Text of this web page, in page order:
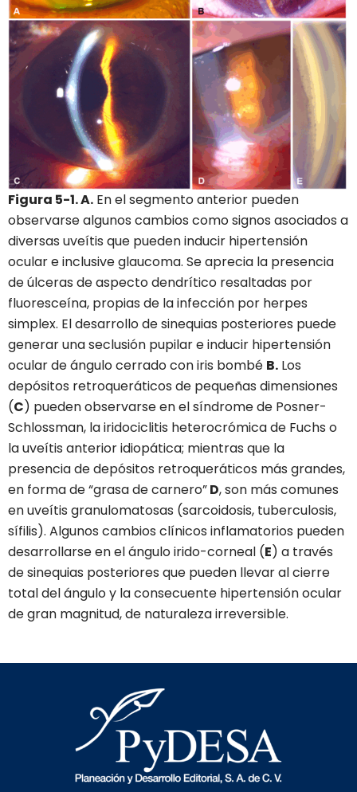
Figura 5-1. A. En el segmento anterior pueden
observarse algunos cambios como signos asociados a
diversas uveítis que pueden inducir hipertensión
ocular e inclusive glaucoma. Se aprecia la presencia
de úlceras de aspecto dendrítico resaltadas por
fluoresceína, propias de la infección por herpes
simplex. El desarrollo de sinequias posteriores puede
generar una seclusión pupilar e inducir hipertensión
ocular de ángulo cerrado con iris bombé B. Los
depósitos retroqueráticos de pequeñas dimensiones
(C) pueden observarse en el síndrome de Posner-
Schlossman, la iridociclitis heterocrómica de Fuchs o
la uveítis anterior idiopática; mientras que la
presencia de depósitos retroqueráticos más grandes,
en forma de “grasa de carnero”D, son más comunes
en uveítis granulomatosas (sarcoidosis, tuberculosis,
sífilis). Algunos cambios clínicos inflamatorios pueden
desarrollarse en el ángulo irido-corneal (E) a través
de sinequias posteriores que pueden llevar al cierre
total del ángulo y la consecuente hipertensión ocular
de gran magnitud, de naturaleza irreversible.